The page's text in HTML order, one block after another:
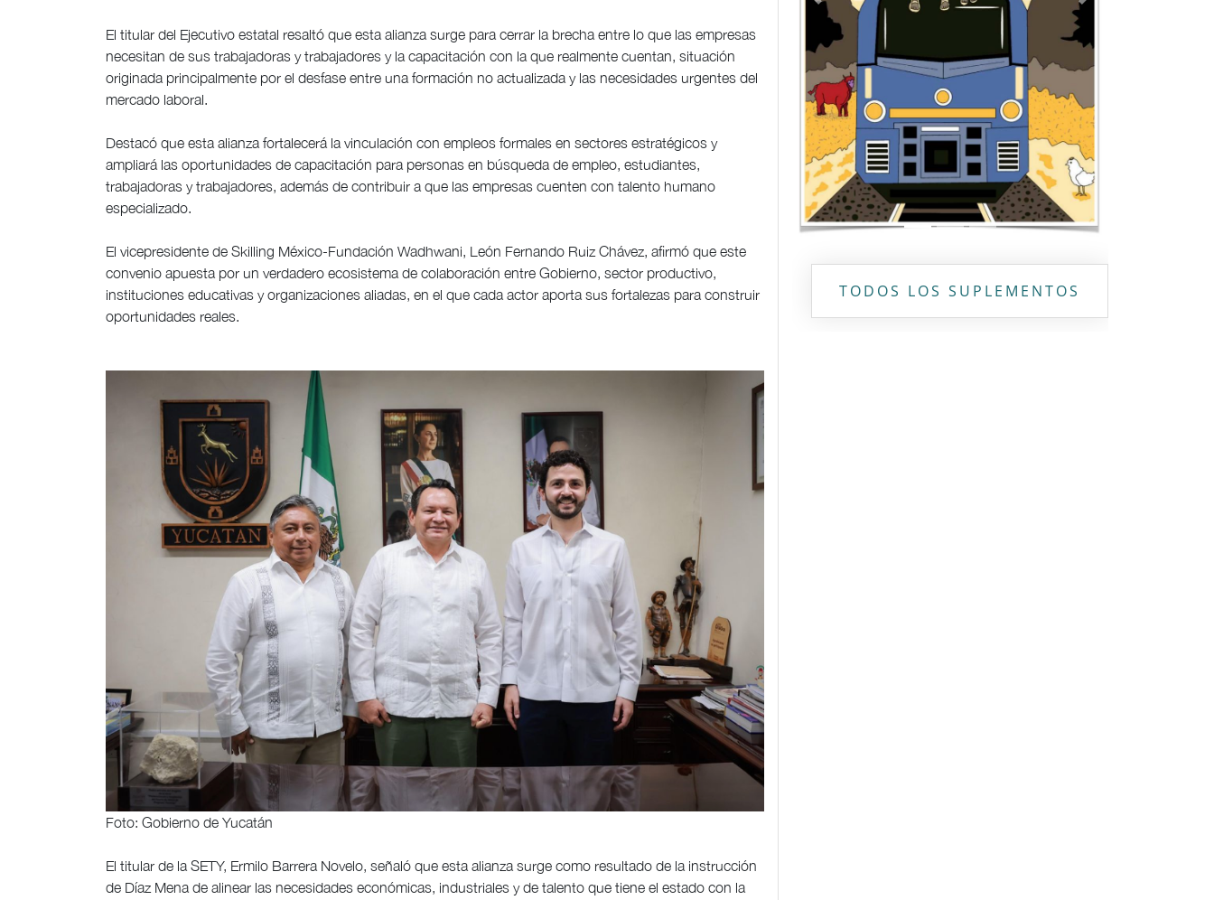
El titular del Ejecutivo estatal resaltó que esta alianza surge para cerrar la brecha entre lo que las empresas
necesitan de sus trabajadoras y trabajadores y la capacitación con la que realmente cuentan, situación
originada principalmente por el desfase entre una formación no actualizada y las necesidades urgentes del
mercado laboral.
Destacó que esta alianza fortalecerá la vinculación con empleos formales en sectores estratégicos y
ampliará las oportunidades de capacitación para personas en búsqueda de empleo, estudiantes,
trabajadoras y trabajadores, además de contribuir a que las empresas cuenten con talento humano
especializado.
El vicepresidente de Skilling México-Fundación Wadhwani, León Fernando Ruiz Chávez, afirmó que este
convenio apuesta por un verdadero ecosistema de colaboración entre Gobierno, sector productivo,
instituciones educativas y organizaciones aliadas, en el que cada actor aporta sus fortalezas para construir
oportunidades reales.
Foto: Gobierno de Yucatán
El titular de la SETY, Ermilo Barrera Novelo, señaló que esta alianza surge como resultado de la instrucción
de Díaz Mena de alinear las necesidades económicas, industriales y de talento que tiene el estado con la